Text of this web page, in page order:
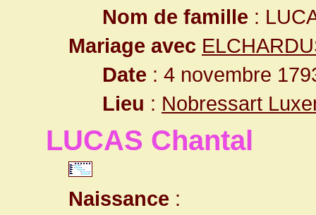
Nom de famille :
Mariage avec
Date : 4 novembre
Lieu : Nobressart
LUCAS Chantal
Naissance :